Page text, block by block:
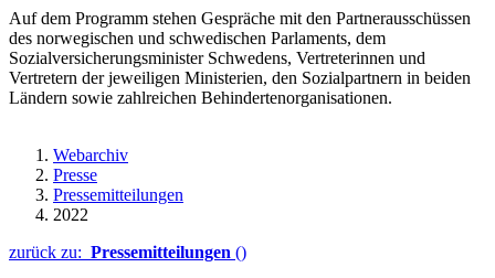
Auf dem Programm stehen Gespräche mit den Partnerausschüssen
des norwegischen und schwedischen Parlaments, dem
Sozialversicherungsminister Schwedens, Vertreterinnen und
Vertretern der jeweiligen Ministerien, den Sozialpartnern in beiden
Ländern sowie zahlreichen Behindertenorganisationen.
Webarchiv
Presse
Pressemitteilungen
2022
zurück zu: Pressemitteilungen ()